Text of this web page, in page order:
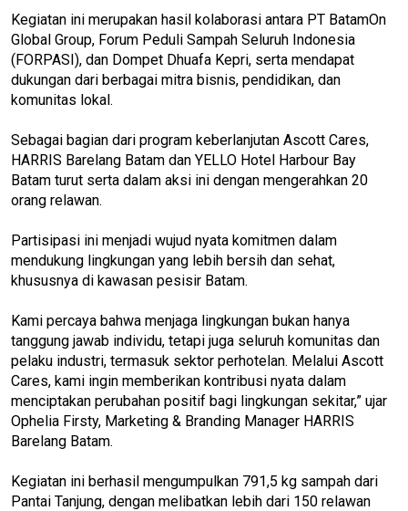
Kegiatan ini merupakan hasil kolaborasi antara PT BatamOn
Global Group, Forum Peduli Sampah Seluruh Indonesia
(FORPASI), dan Dompet Dhuafa Kepri, serta mendapat
dukungan dari berbagai mitra bisnis, pendidikan, dan
komunitas lokal.
Sebagai bagian dari program keberlanjutan Ascott Cares,
HARRIS Barelang Batam dan YELLO Hotel Harbour Bay
Batam turut serta dalam aksi ini dengan mengerahkan 20
orang relawan.
Partisipasi ini menjadi wujud nyata komitmen dalam
mendukung lingkungan yang lebih bersih dan sehat,
khususnya di kawasan pesisir Batam.
Kami percaya bahwa menjaga lingkungan bukan hanya
tanggung jawab individu, tetapi juga seluruh komunitas dan
pelaku industri, termasuk sektor perhotelan. Melalui Ascott
Cares, kami ingin memberikan kontribusi nyata dalam
menciptakan perubahan positif bagi lingkungan sekitar,” ujar
Ophelia Firsty, Marketing & Branding Manager HARRIS
Barelang Batam.
Kegiatan ini berhasil mengumpulkan 791,5 kg sampah dari
Pantai Tanjung, dengan melibatkan lebih dari 150 relawan